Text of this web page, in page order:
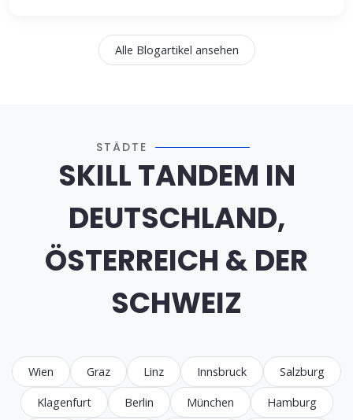
Alle Blogartikel ansehen
STÄDTE
SKILL TANDEM IN
DEUTSCHLAND,
ÖSTERREICH & DER
SCHWEIZ
Wien Graz Linz Innsbruck Salzburg
Klagenfurt Berlin München Hamburg